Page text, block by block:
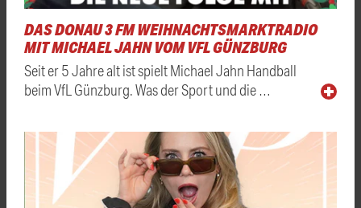
DAS DONAU 3 FM WEIHNACHTSMARKTRADIO
MIT MICHAEL JAHN VOM VFL GÜNZBURG
Seit er 5 Jahre alt ist spielt Michael Jahn Handball
beim VfL Günzburg. Was der Sport und die …